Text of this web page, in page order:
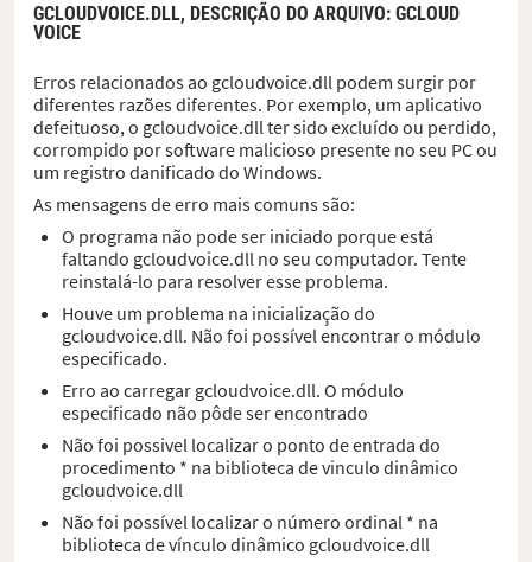
GCLOUDVOICE.DLL, DESCRIÇÃO DO ARQUIVO: GCLOUD
VOICE
Erros relacionados ao gcloudvoice.dll podem surgir por
diferentes razões diferentes. Por exemplo, um aplicativo
defeituoso, o gcloudvoice.dll ter sido excluído ou perdido,
corrompido por software malicioso presente no seu PC ou
um registro danificado do Windows.
As mensagens de erro mais comuns são:
O programa não pode ser iniciado porque está
faltando gcloudvoice.dll no seu computador. Tente
reinstalá-lo para resolver esse problema.
Houve um problema na inicialização do
gcloudvoice.dll. Não foi possível encontrar o módulo
especificado.
Erro ao carregar gcloudvoice.dll. O módulo
especificado não pôde ser encontrado
Não foi possivel localizar o ponto de entrada do
procedimento * na biblioteca de vinculo dinâmico
gcloudvoice.dll
Não foi possível localizar o número ordinal * na
biblioteca de vínculo dinâmico gcloudvoice.dll